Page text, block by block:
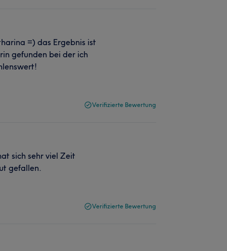
=) das Ergebnis ist
gefunden bei der ich
Verifizierte Bewertung
sich sehr viel Zeit
gefallen.
Verifizierte Bewertung